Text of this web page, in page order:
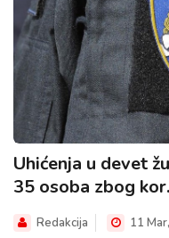
Uhićenja u devet
35 osoba zbog
Redakcija 11